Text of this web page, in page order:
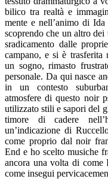
bilico tra realtà e
mente e nell’animo di
scoprendo che un altro
sradicamento dalle
campano, e si è trasferita
un sogno, rimasto
personale. Da qui nasce
in un contesto
atmosfere di questo noir
utilizzato stili e sapori del
timore di cadere
un’indicazione di
come proprio dal noir
End e ho scelto musiche
ancora una volta di come
come insegui